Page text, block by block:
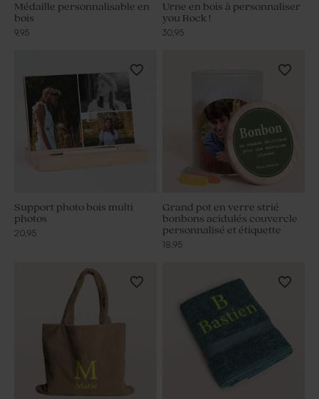
Médaille personnalisable en
bois
9,95
Urne en bois à personnaliser
you Rock !
30,95
Support photo bois multi
photos
20,95
Grand pot en verre strié
bonbons acidulés couvercle
personnalisé et étiquette
18,95